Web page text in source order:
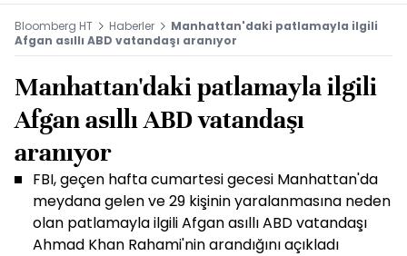
Bloomberg HT Haberler
Manhattan'daki patlamayla ilgili
Afgan asıllı ABD vatandaşı aranıyor
Manhattan'daki patlamayla ilgili
Afgan asıllı ABD vatandaşı
aranıyor
FBI, geçen hafta cumartesi gecesi Manhattan'da
meydana gelen ve 29 kişinin yaralanmasına neden
olan patlamayla ilgili Afgan asıllı ABD vatandaşı
Ahmad Khan Rahami'nin arandığını açıkladı